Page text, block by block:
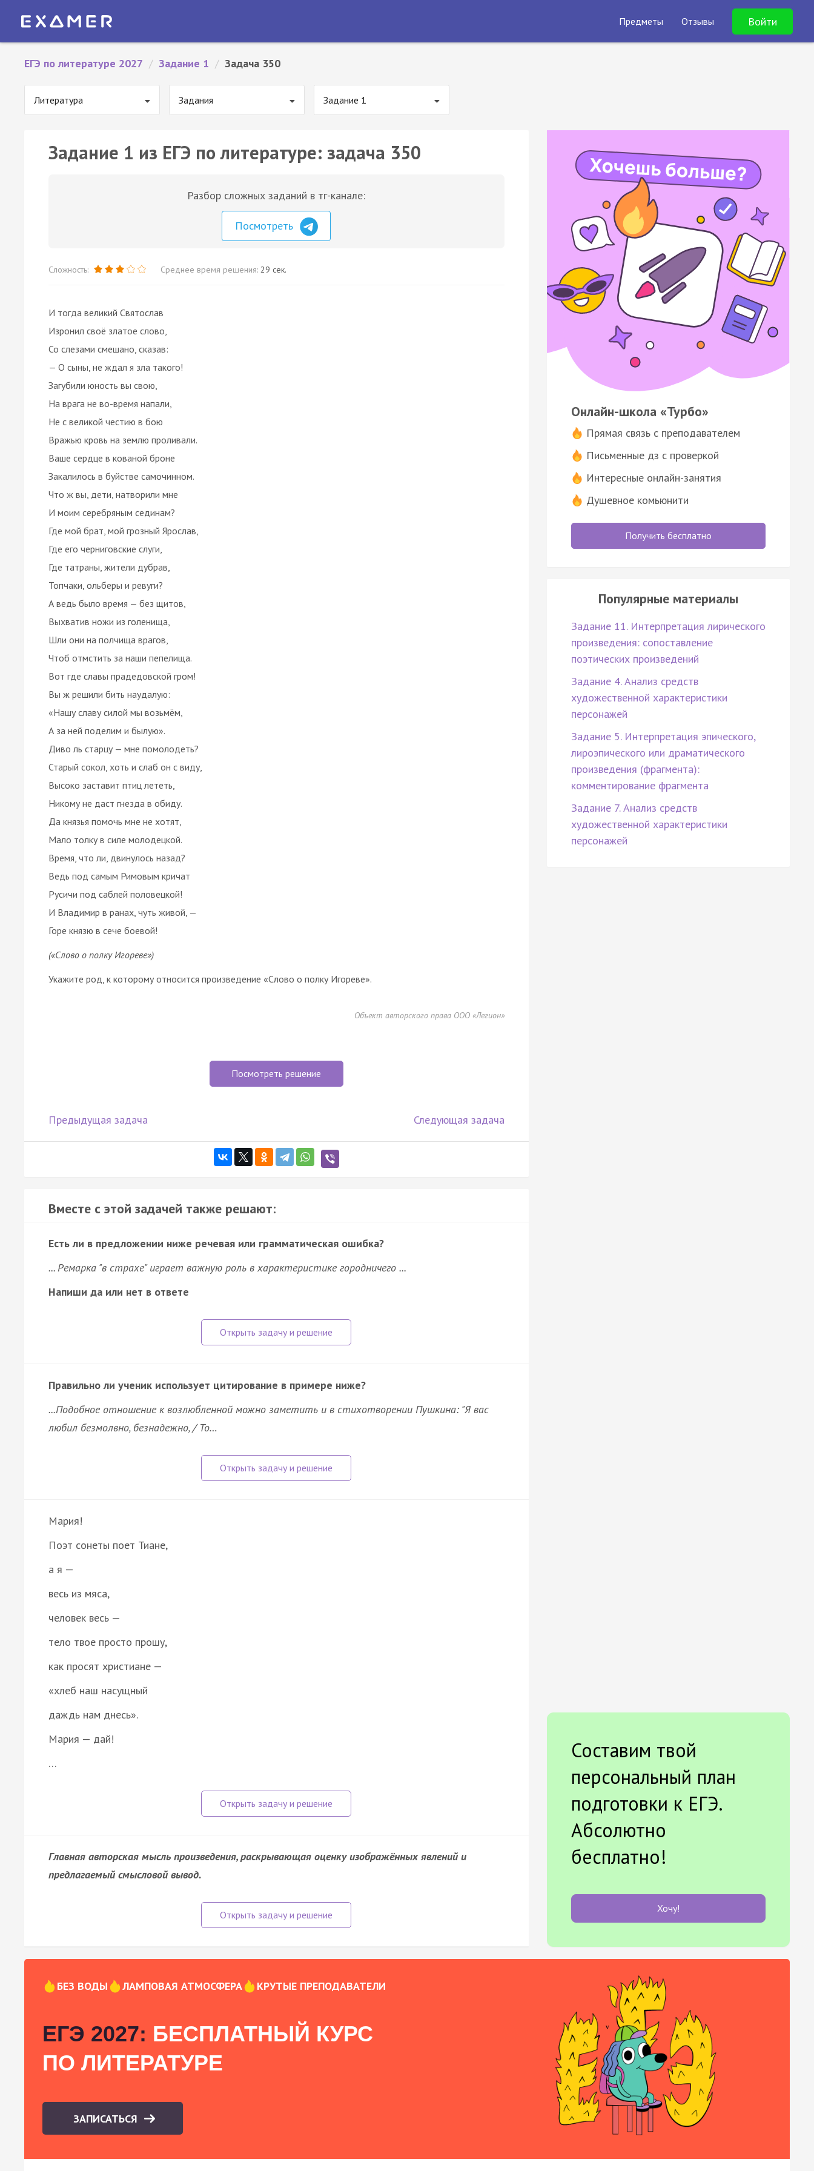
Предметы Отзывы Войти
ЕГЭ по литературе 2027 / Задание 1 / Задача 350
Литература Задания Задание 1
Задание 1 из ЕГЭ по литературе: задача 350
Разбор сложных заданий в тг-канале:
Посмотреть
Сложность: Среднее время решения: 29 сек.
И тогда великий Святослав
Изронил своё златое слово,
Со слезами смешано, сказав:
— О сыны, не ждал я зла такого!
Загубили юность вы свою,
На врага не во-время напали,
Не с великой честию в бою
Вражью кровь на землю проливали.
Ваше сердце в кованой броне
Закалилось в буйстве самочинном.
Что ж вы, дети, натворили мне
И моим серебряным сединам?
Где мой брат, мой грозный Ярослав,
Где его черниговские слуги,
Где татраны, жители дубрав,
Топчаки, ольберы и ревуги?
А ведь было время — без щитов,
Выхватив ножи из голенища,
Шли они на полчища врагов,
Чтоб отмстить за наши пепелища.
Вот где славы прадедовской гром!
Вы ж решили бить наудалую:
«Нашу славу силой мы возьмём,
А за ней поделим и былую».
Диво ль старцу — мне помолодеть?
Старый сокол, хоть и слаб он с виду,
Высоко заставит птиц лететь,
Никому не даст гнезда в обиду.
Да князья помочь мне не хотят,
Мало толку в силе молодецкой.
Время, что ли, двинулось назад?
Ведь под самым Римовым кричат
Русичи под саблей половецкой!
И Владимир в ранах, чуть живой, —
Горе князю в сече боевой!
(«Слово о полку Игореве»)
Укажите род, к которому относится произведение «Слово о полку Игореве».
Объект авторского права ООО «Легион»
Посмотреть решение
Предыдущая задача Следующая задача
Вместе с этой задачей также решают:
Есть ли в предложении ниже речевая или грамматическая ошибка?
... Ремарка "в страхе" играет важную роль в характеристике городничего ...
Напиши да или нет в ответе
Правильно ли ученик использует цитирование в примере ниже?
...Подобное отношение к возлюбленной можно заметить и в стихотворении Пушкина: "Я вас
любил безмолвно, безнадежно, / То…
Мария!
Поэт сонеты поет Тиане,
а я —
весь из мяса,
человек весь —
тело твое просто прошу,
как просят христиане —
«хлеб наш насущный
даждь нам днесь».
Мария — дай!
…
Главная авторская мысль произведения, раскрывающая оценку изображённых явлений и
предлагаемый смысловой вывод.
Онлайн-школа «Турбо»
Прямая связь с преподавателем
Письменные дз с проверкой
Интересные онлайн-занятия
Душевное комьюнити
Получить бесплатно
Популярные материалы
Задание 11. Интерпретация лирического
произведения: сопоставление
поэтических произведений
Задание 4. Анализ средств
художественной характеристики
персонажей
Задание 5. Интерпретация эпического,
лироэпического или драматического
произведения (фрагмента):
комментирование фрагмента
Задание 7. Анализ средств
художественной характеристики
персонажей
Составим твой
персональный план
подготовки к ЕГЭ.
Абсолютно
бесплатно!
Хочу!
БЕЗ ВОДЫ ЛАМПОВАЯ АТМОСФЕРА КРУТЫЕ ПРЕПОДАВАТЕЛИ
ЕГЭ 2027: БЕСПЛАТНЫЙ КУРС
ПО ЛИТЕРАТУРЕ
ЗАПИСАТЬСЯ